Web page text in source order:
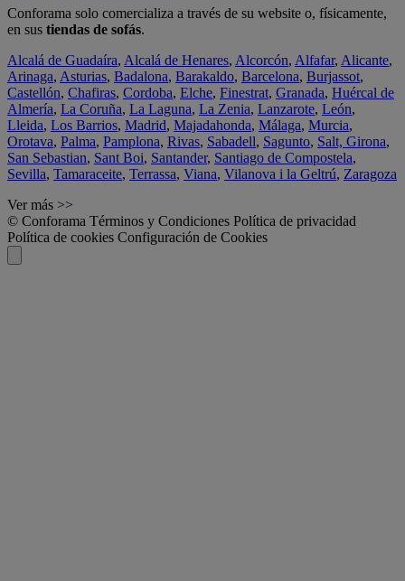
Conforama solo comercializa a través de su website o, físicamente,
en sus tiendas de sofás.
Alcalá de Guadaíra, Alcalá de Henares, Alcorcón, Alfafar, Alicante,
Arinaga, Asturias, Badalona, Barakaldo, Barcelona, Burjassot,
Castellón, Chafiras, Cordoba, Elche, Finestrat, Granada, Huércal de
Almería, La Coruña, La Laguna, La Zenia, Lanzarote, León,
Lleida, Los Barrios, Madrid, Majadahonda, Málaga, Murcia,
Orotava, Palma, Pamplona, Rivas, Sabadell, Sagunto, Salt, Girona,
San Sebastian, Sant Boi, Santander, Santiago de Compostela,
Sevilla, Tamaraceite, Terrassa, Viana, Vilanova i la Geltrú, Zaragoza
Ver más >>
© Conforama Términos y Condiciones Política de privacidad
Política de cookies Configuración de Cookies